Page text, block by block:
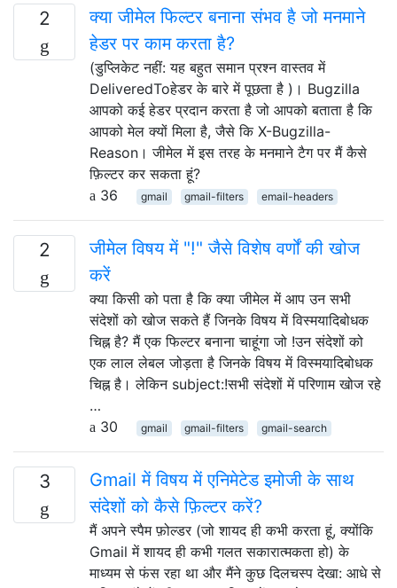
2
क्या जीमेल फिल्टर बनाना संभव है जो मनमाने
हेडर पर काम करता है?
(डुप्लिकेट नहीं: यह बहुत समान प्रश्न वास्तव में
DeliveredToहेडर के बारे में पूछता है )। Bugzilla
आपको कई हेडर प्रदान करता है जो आपको बताता है कि
आपको मेल क्यों मिला है, जैसे कि X-Bugzilla-
Reason। जीमेल में इस तरह के मनमाने टैग पर मैं कैसे
फ़िल्टर कर सकता हूं?
36
gmail gmail-filters email-headers
2
जीमेल विषय में "!" जैसे विशेष वर्णों की खोज
करें
क्या किसी को पता है कि क्या जीमेल में आप उन सभी
संदेशों को खोज सकते हैं जिनके विषय में विस्मयादिबोधक
चिह्न है? मैं एक फिल्टर बनाना चाहूंगा जो !उन संदेशों को
एक लाल लेबल जोड़ता है जिनके विषय में विस्मयादिबोधक
चिह्न है। लेकिन subject:!सभी संदेशों में परिणाम खोज रहे
…
30
gmail gmail-filters gmail-search
3
Gmail में विषय में एनिमेटेड इमोजी के साथ
संदेशों को कैसे फ़िल्टर करें?
मैं अपने स्पैम फ़ोल्डर (जो शायद ही कभी करता हूं, क्योंकि
Gmail में शायद ही कभी गलत सकारात्मकता हो) के
माध्यम से फंस रहा था और मैंने कुछ दिलचस्प देखा: आधे से